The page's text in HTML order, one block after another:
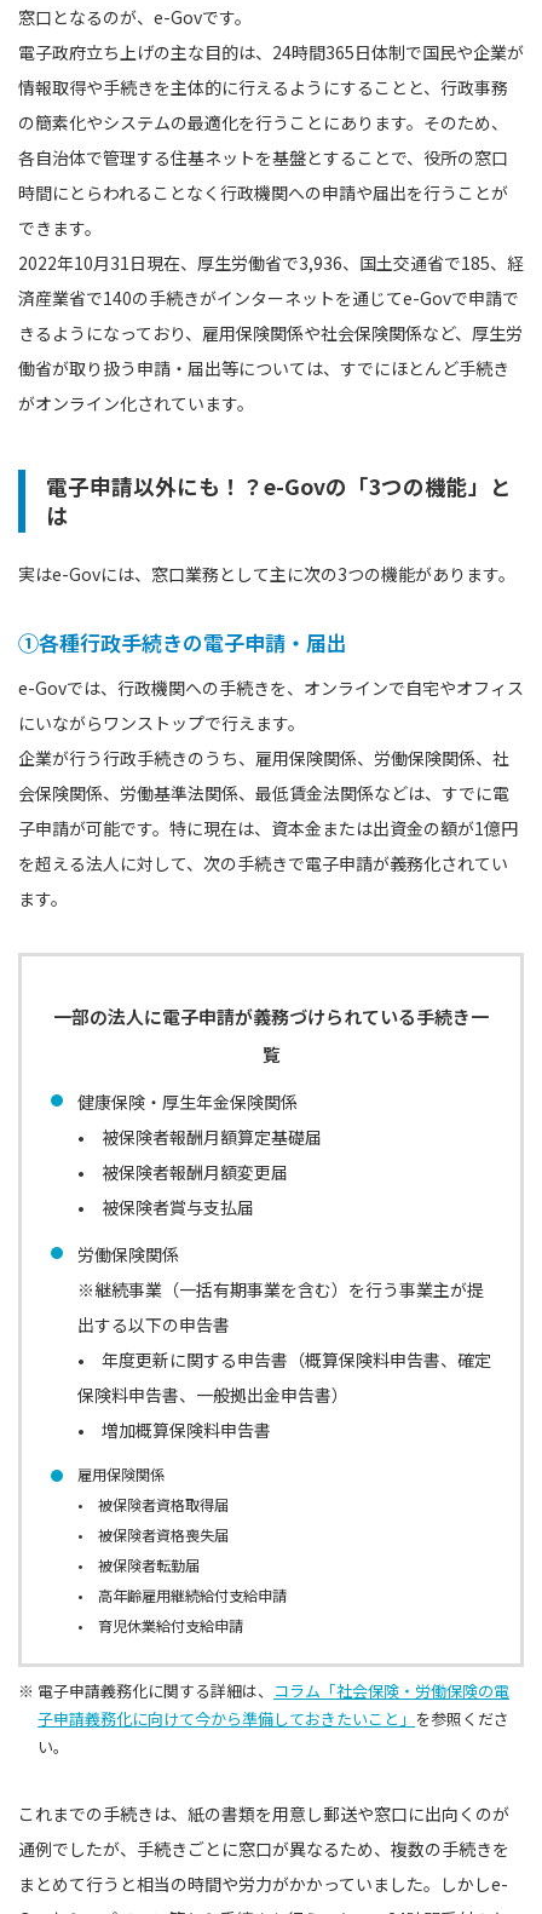
窓口となるのが、e-Govです。
電子政府立ち上げの主な目的は、24時間365日体制で国民や企業が
情報取得や手続きを主体的に行えるようにすることと、行政事務
の簡素化やシステムの最適化を行うことにあります。そのため、
各自治体で管理する住基ネットを基盤とすることで、役所の窓口
時間にとらわれることなく行政機関への申請や届出を行うことが
できます。
2022年10月31日現在、厚生労働省で3,936、国土交通省で185、経
済産業省で140の手続きがインターネットを通じてe-Govで申請で
きるようになっており、雇用保険関係や社会保険関係など、厚生労
働省が取り扱う申請・届出等については、すでにほとんど手続き
がオンライン化されています。
電子申請以外にも！？e-Govの「3つの機能」と
は
実はe-Govには、窓口業務として主に次の3つの機能があります。
①各種行政手続きの電子申請・届出
e-Govでは、行政機関への手続きを、オンラインで自宅やオフィス
にいながらワンストップで行えます。
企業が行う行政手続きのうち、雇用保険関係、労働保険関係、社
会保険関係、労働基準法関係、最低賃金法関係などは、すでに電
子申請が可能です。特に現在は、資本金または出資金の額が1億円
を超える法人に対して、次の手続きで電子申請が義務化されてい
ます。
一部の法人に電子申請が義務づけられている手続き一
覧
健康保険・厚⽣年⾦保険関係
• 被保険者報酬⽉額算定基礎届
• 被保険者報酬⽉額変更届
• 被保険者賞与⽀払届
労働保険関係
※継続事業（⼀括有期事業を含む）を行う事業主が提
出する以下の申告書
• 年度更新に関する申告書（概算保険料申告書、確定
保険料申告書、⼀般拠出⾦申告書）
• 増加概算保険料申告書
雇⽤保険関係
• 被保険者資格取得届
• 被保険者資格喪失届
• 被保険者転勤届
• ⾼年齢雇⽤継続給付⽀給申請
• 育児休業給付⽀給申請
※ 電子申請義務化に関する詳細は、 コラム「社会保険・労働保険の電
子申請義務化に向けて今から準備しておきたいこと」 を参照くださ
い。
これまでの手続きは、紙の書類を用意し郵送や窓口に出向くのが
通例でしたが、手続きごとに窓口が異なるため、複数の手続きを
まとめて行うと相当の時間や労力がかかっていました。しかしe-